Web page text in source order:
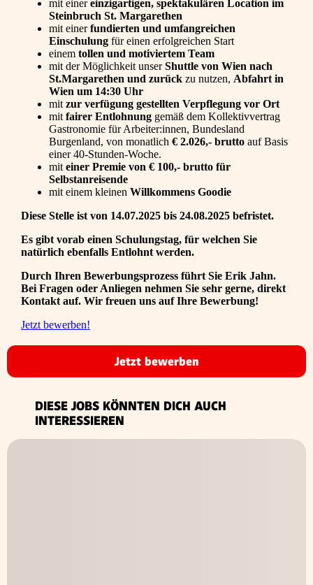
mit einereinzigartigen, spektakulären Location im
Steinbruch St. Margarethen
mit einerfundierten und umfangreichen
Einschulung für einen erfolgreichen Start
einem tollen und motiviertem Team
mit der Möglichkeit unserShuttle von Wien nach
St.Margarethen und zurück zu nutzen, Abfahrt in
Wien um 14:30 Uhr
mit zur verfügung gestellten Verpflegung vor Ort
mit fairer Entlohnung gemäß dem Kollektivvertrag
Gastronomie für Arbeiter:innen, Bundesland
Burgenland, von monatlich € 2.026,- brutto auf Basis
einer 40-Stunden-Woche.
mit einer Premie von € 100,- brutto für
Selbstanreisende
mit einem kleinen Willkommens Goodie
Diese Stelle ist von 14.07.2025 bis 24.08.2025 befristet.
Es gibt vorab einen Schulungstag, für welchen Sie
natürlich ebenfalls Entlohnt werden.
Durch Ihren Bewerbungsprozess führt Sie Erik Jahn.
Bei Fragen oder Anliegen nehmen Sie sehr gerne, direkt
Kontakt auf. Wir freuen uns auf Ihre Bewerbung!
Jetzt bewerben!
Jetzt bewerben
DIESE JOBS KÖNNTEN DICH AUCH
INTERESSIEREN